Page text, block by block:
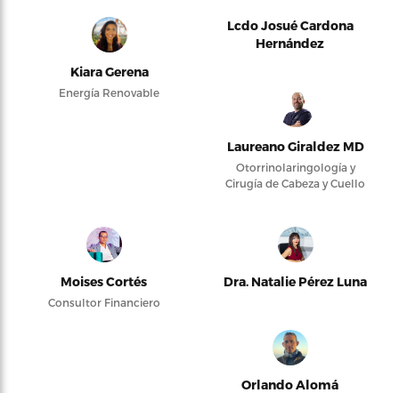
Kiara Gerena
Energía Renovable
Lcdo Josué Cardona
Hernández
Laureano Giraldez MD
Otorrinolaringología y
Cirugía de Cabeza y Cuello
Moises Cortés
Consultor Financiero
Dra. Natalie Pérez Luna
Orlando Alomá